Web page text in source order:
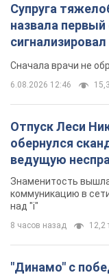
Супруга
назвала
Сначала врачи не
6.08.2026 12:46
Отпуск Леси
обернулся
ведущую
Знаменитость
коммуникацию в
над "i"
8 часов назад 12,2
"Динамо" с